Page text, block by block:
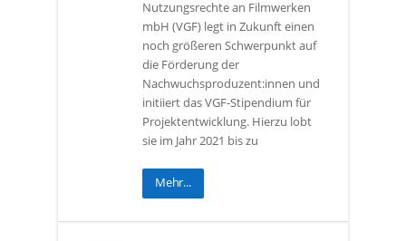
Nutzungsrechte an Filmwerken
mbH (VGF) legt in Zukunft einen
noch größeren Schwerpunkt auf
die Förderung der
Nachwuchsproduzent:innen und
initiiert das VGF-Stipendium für
Projektentwicklung. Hierzu lobt
sie im Jahr 2021 bis zu
Mehr...